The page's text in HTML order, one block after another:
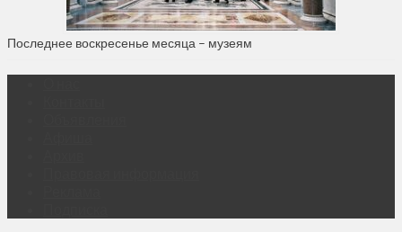
Последнее воскресенье месяца – музеям